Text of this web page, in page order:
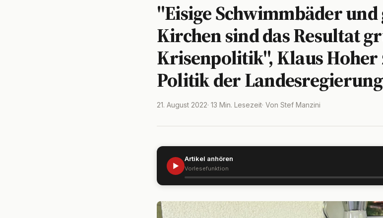
"Eisige Schwimmbäder und
Kirchen sind das Resultat
Krisenpolitik", Klaus Hoher
Politik der Landesregierung
21. August 2022· 13 Min. Lesezeit· Von Stef Manzini
▶
Artikel anhören
Vorlesefunktion